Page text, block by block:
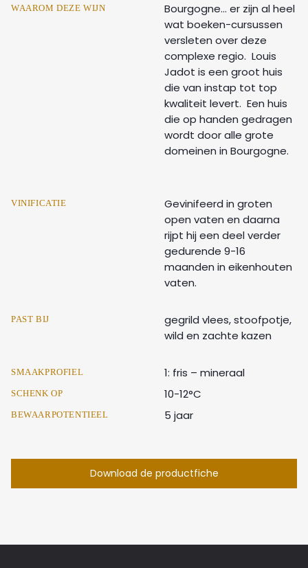
WAAROM DEZE WIJN
Bourgogne… er zijn al heel
wat boeken-cursussen
versleten over deze
complexe regio. Louis
Jadot is een groot huis
die van instap tot top
kwaliteit levert. Een huis
die op handen gedragen
wordt door alle grote
domeinen in Bourgogne.
VINIFICATIE
Gevinifeerd in groten
open vaten en daarna
rijpt hij een deel verder
gedurende 9-16
maanden in eikenhouten
vaten.
PAST BIJ
gegrild vlees, stoofpotje,
wild en zachte kazen
SMAAKPROFIEL 1: fris – mineraal
SCHENK OP 10-12°C
BEWAARPOTENTIEEL 5 jaar
Download de productfiche